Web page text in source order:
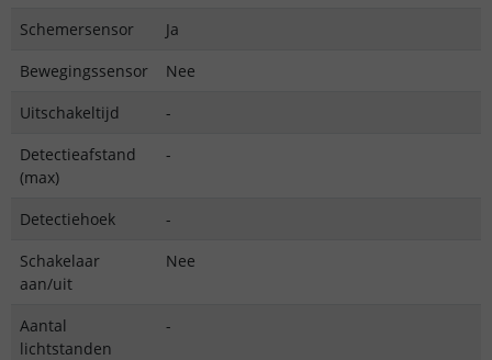
Schemersensor
Ja
Bewegingssensor
Nee
Uitschakeltijd
-
Detectieafstand
(max)
-
Detectiehoek
-
Schakelaar
aan/uit
Nee
Aantal
lichtstanden
-